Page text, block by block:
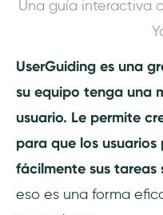
Una guía interactiva
UserGuiding es una
su equipo tenga una
usuario. Le permite
para que los
fácilmente sus tareas
eso es una forma